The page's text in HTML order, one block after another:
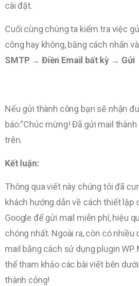
cài đặt.
Cuối cùng chúng ta kiểm tra việc
công hay không, bằng cách nhấn
SMTP → Điền Email bất kỳ → Gửi
Nếu gửi thành công bạn sẽ nhận
báo:”Chúc mừng! Đã gửi mail
trên.
Kết luận:
Thông qua viết này chúng tôi đã
khách hướng dẫn về cách thiết lập
Google để gửi mail miễn phí, hiệu
chóng nhất. Ngoài ra, còn có nhiều
mail bằng cách sử dụng plugin WP
thể tham khảo các bài viết bên
thành công!